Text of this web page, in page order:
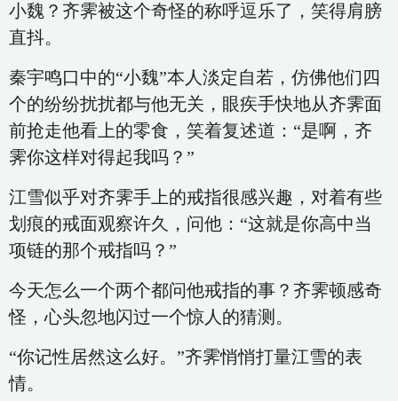
小魏？齐霁被这个奇怪的称呼逗乐了，笑得肩膀
直抖。
秦宇鸣口中的“小魏”本人淡定自若，仿佛他们四
个的纷纷扰扰都与他无关，眼疾手快地从齐霁面
前抢走他看上的零食，笑着复述道：“是啊，齐
霁你这样对得起我吗？”
江雪似乎对齐霁手上的戒指很感兴趣，对着有些
划痕的戒面观察许久，问他：“这就是你高中当
项链的那个戒指吗？”
今天怎么一个两个都问他戒指的事？齐霁顿感奇
怪，心头忽地闪过一个惊人的猜测。
“你记性居然这么好。”齐霁悄悄打量江雪的表
情。